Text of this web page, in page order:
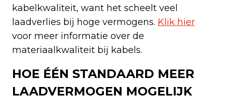
kabelkwaliteit, want het scheelt veel
laadverlies bij hoge vermogens. Klik hier
voor meer informatie over de
materiaalkwaliteit bij kabels.
HOE ÉÉN STANDAARD MEER
LAADVERMOGEN MOGELIJK